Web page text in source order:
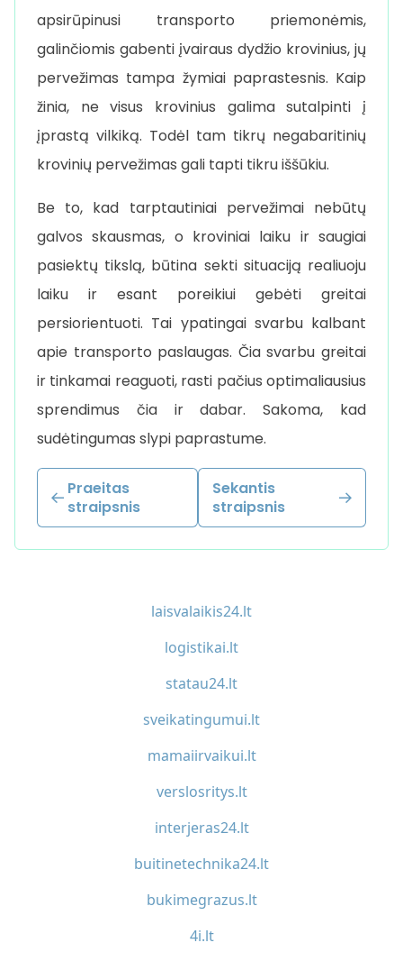
apsirūpinusi transporto priemonėmis,
galinčiomis gabenti įvairaus dydžio krovinius, jų
pervežimas tampa žymiai paprastesnis. Kaip
žinia, ne visus krovinius galima sutalpinti į
įprastą vilkiką. Todėl tam tikrų negabaritinių
krovinių pervežimas gali tapti tikru iššūkiu.
Be to, kad tarptautiniai pervežimai nebūtų
galvos skausmas, o kroviniai laiku ir saugiai
pasiektų tikslą, būtina sekti situaciją realiuoju
laiku ir esant poreikiui gebėti greitai
persiorientuoti. Tai ypatingai svarbu kalbant
apie transporto paslaugas. Čia svarbu greitai
ir tinkamai reaguoti, rasti pačius optimaliausius
sprendimus čia ir dabar. Sakoma, kad
sudėtingumas slypi paprastume.
Praeitas
straipsnis
Sekantis
straipsnis
laisvalaikis24.lt
logistikai.lt
statau24.lt
sveikatingumui.lt
mamaiirvaikui.lt
verslosritys.lt
interjeras24.lt
buitinetechnika24.lt
bukimegrazus.lt
4i.lt